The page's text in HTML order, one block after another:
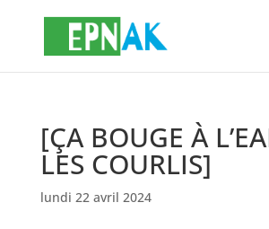
[ÇA BOUGE À
LES COURLIS]
lundi 22 avril 2024